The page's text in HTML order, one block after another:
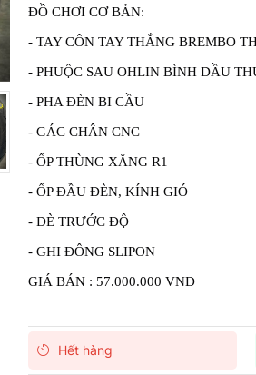
ĐỒ CHƠI CƠ BẢN:
- TAY CÔN TAY THẮNG BREMBO
- PHUỘC SAU OHLIN BÌNH DẦU
- PHA ĐÈN BI CẦU
- GÁC CHÂN CNC
- ỐP THÙNG XĂNG R1
- ỐP ĐẦU ĐÈN, KÍNH GIÓ
- DÈ TRƯỚC ĐỘ
- GHI ĐÔNG SLIPON
GIÁ BÁN : 57.000.000 VNĐ
Hết hàng